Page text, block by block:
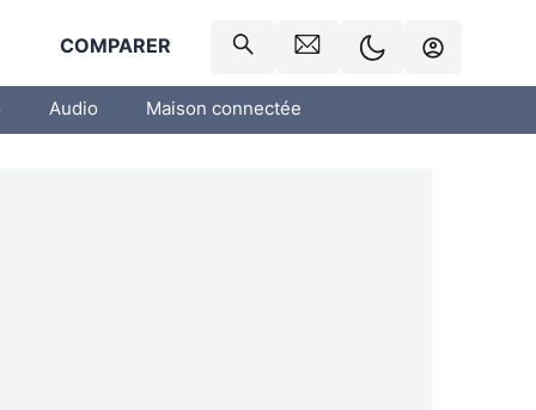
COMPARER
Audio Maison connectée